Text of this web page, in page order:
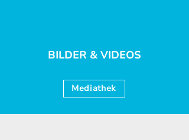
BILDER & VIDEOS
Mediathek